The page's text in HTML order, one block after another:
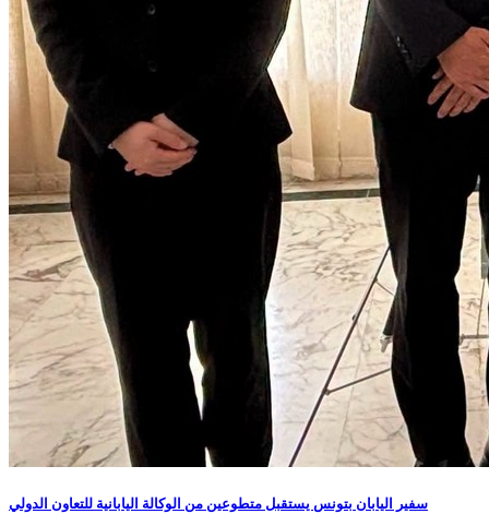
سفير اليابان بتونس يستقبل متطوعين من الوكالة اليابانية للتعاون الدولي